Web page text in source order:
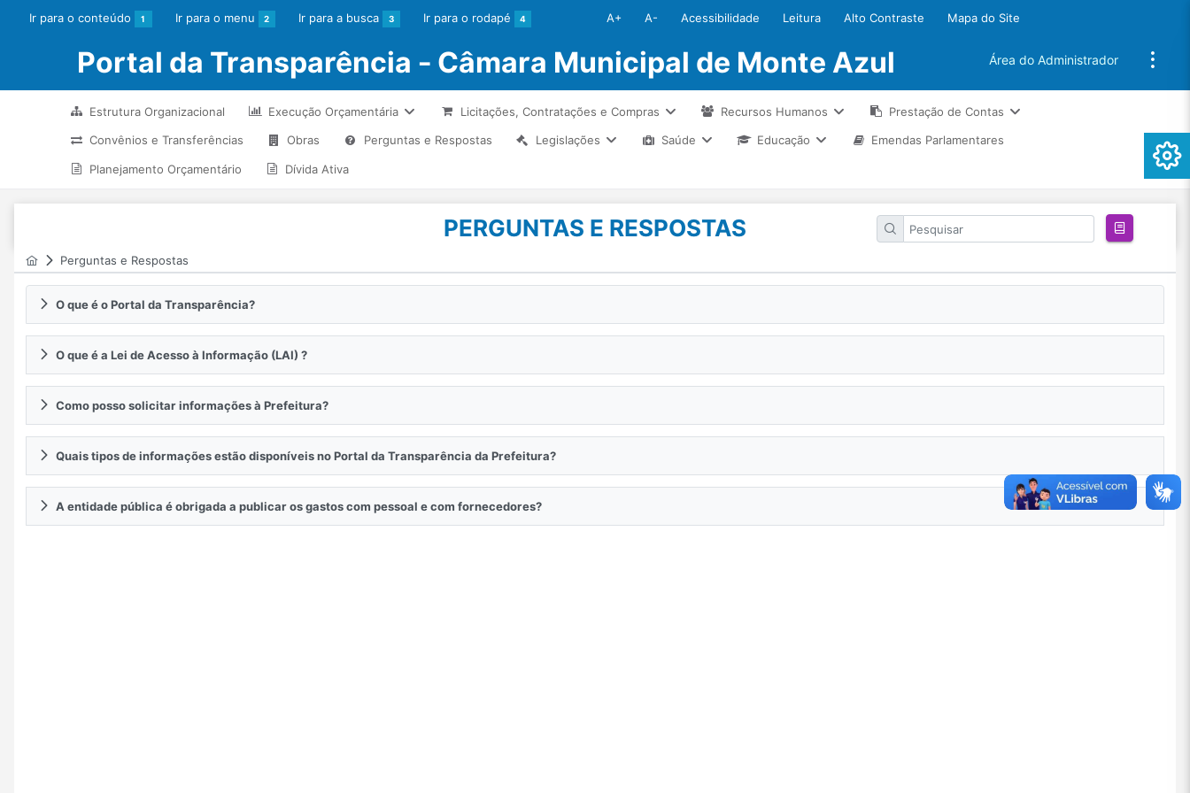
Ir para o conteúdo 1 Ir para o menu 2 Ir para a busca 3 Ir para o rodapé 4 A+ A- Acessibilidade Leitura Alto Contraste Mapa do Site
Portal da Transparência - Câmara Municipal de Monte Azul Área do Administrador
Estrutura Organizacional Execução Orçamentária Licitações, Contratações e Compras Recursos Humanos Prestação de Contas
Convênios e Transferências Obras Perguntas e Respostas Legislações Saúde Educação Emendas Parlamentares
Planejamento Orçamentário Dívida Ativa
PERGUNTAS E RESPOSTAS
Perguntas e Respostas
O que é o Portal da Transparência?
O que é a Lei de Acesso à Informação (LAI) ?
Como posso solicitar informações à Prefeitura?
Quais tipos de informações estão disponíveis no Portal da Transparência da Prefeitura?
A entidade pública é obrigada a publicar os gastos com pessoal e com fornecedores?